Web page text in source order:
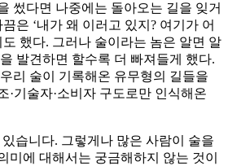
썼다면 나중에는 돌아오는 길을 잊거
은 ‘내가 왜 이러고 있지? 여기가 어
도 했다. 그러나 술이라는 놈은 알면 알
발견하면 할수록 더 빠져들게 했다.
리 술이 기록해온 유무형의 길들을
·기술자·소비자 구도로만 인식해온
습니다. 그렇게나 많은 사람이 술을
미에 대해서는 궁금해하지 않는 것이